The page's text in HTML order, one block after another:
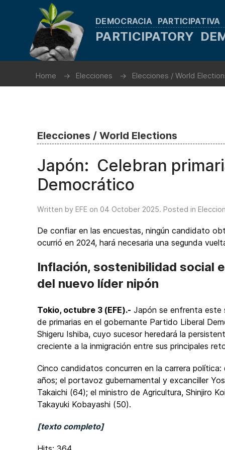
DEMOCRACIA PARTICIPATIVA
PARTICIPATORY
Home Elecciones Elecciones / World
Elecciones / World Elections
Japón: Celebran
Democrático
Written by EFE on 04 October 2025. Posted in
De confiar en las encuestas, ningún candidato
ocurrió en 2024, hará necesaria una segunda
Inflación, sostenibilidad social
del nuevo líder nipón
Tokio, octubre 3 (EFE).- Japón se enfrenta este
de primarias en el gobernante Partido Liberal
Shigeru Ishiba, cuyo sucesor heredará la
creciente a la inmigración entre sus principales
Cinco candidatos concurren en la carrera
años; el portavoz gubernamental y excanciller
Takaichi (64); el ministro de Agricultura, Shinjiro
Takayuki Kobayashi (50).
[texto completo]